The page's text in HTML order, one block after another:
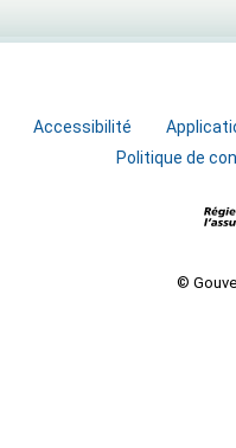
Accessibilité
Politique de
©